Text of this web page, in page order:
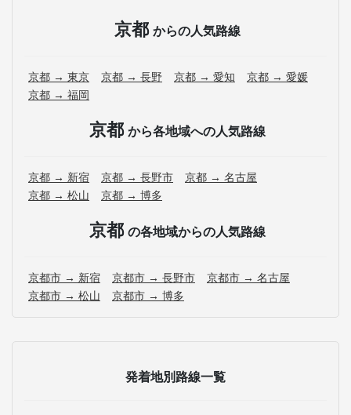
京都 からの人気路線
京都 → 東京 京都 → 長野 京都 → 愛知
京都 → 愛媛
京都 → 福岡
京都 から各地域への人気路線
京都 → 新宿 京都 → 長野市
京都 → 名古屋
京都 → 松山
京都 → 博多
京都 の各地域からの人気路線
京都市 → 新宿 京都市 → 長野市
京都市 → 名古屋
京都市 → 松山
京都市 → 博多
発着地別路線一覧